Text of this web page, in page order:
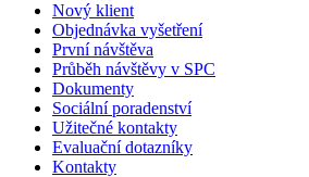
Nový klient
Objednávka vyšetření
První návštěva
Průběh návštěvy v SPC
Dokumenty
Sociální poradenství
Užitečné kontakty
Evaluační dotazníky
Kontakty